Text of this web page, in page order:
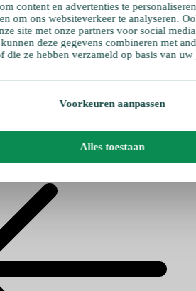
content en advertenties te
om ons websiteverkeer te analyseren.
site met onze partners voor social
deze gegevens combineren met
die ze hebben verzameld op basis van
Voorkeuren aanpassen
Alles toestaan